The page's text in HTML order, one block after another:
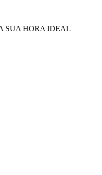
SUA HORA IDEAL